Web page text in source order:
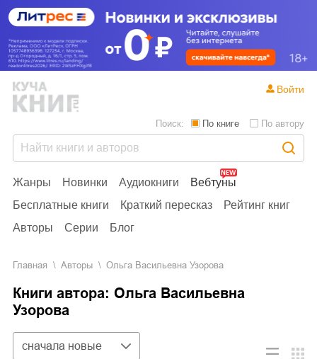
Жанры Новинки Аудиокниги
Вебтуны
Бесплатные книги
Краткий пересказ
Рейтинг книг
Авторы
Серии Блог
Поиск: По книге По автору
Войти
Главная Aвторы Ольга Васильевна Узорова
Книги автора: Ольга Васильевна
Узорова
Сортировка
сначала новые